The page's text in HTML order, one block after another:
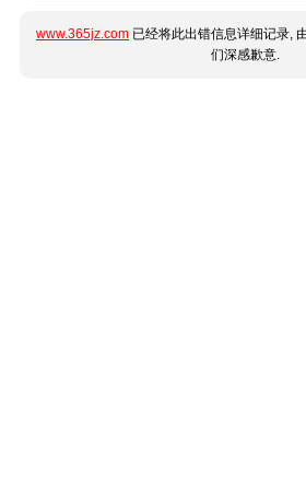
www.365jz.com 已经将此出错信息详细记录,
们深感歉意.